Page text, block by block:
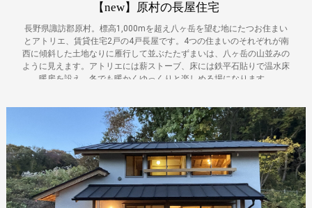
【new】原村の長屋住宅
長野県諏訪郡原村。標高1,000mを超え八ヶ岳を望む地にたつお住まい
とアトリエ、賃貸住宅2戸の4戸長屋です。4つの住まいのそれぞれが南
西に傾斜した土地なりに雁行して並ぶたたずまいは、八ヶ岳の山並みの
ように見えます。アトリエには薪ストーブ、床には鉄平石貼りで温水床
暖房を設え、冬でも暖かくゆっくりと楽しめる場になります。